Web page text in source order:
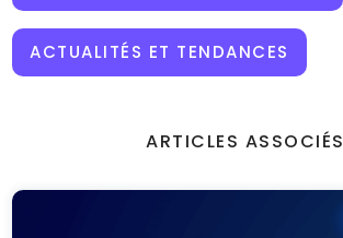
ACTUALITÉS ET TENDANCES
ARTICLES ASSOCIÉS